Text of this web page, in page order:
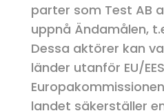
parter som Test AB
uppnå Ändamålen,
Dessa aktörer kan
länder utanför EU/
landet säkerställer